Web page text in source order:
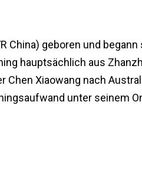
China) geboren und
hauptsächlich aus
Xiaowang nach
unter seinem